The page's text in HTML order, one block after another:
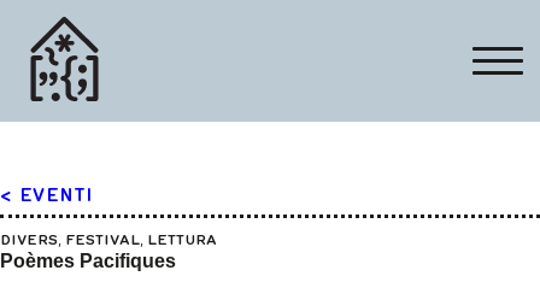
< EVENTI
DIVERS, FESTIVAL, LETTURA
Poèmes Pacifiques